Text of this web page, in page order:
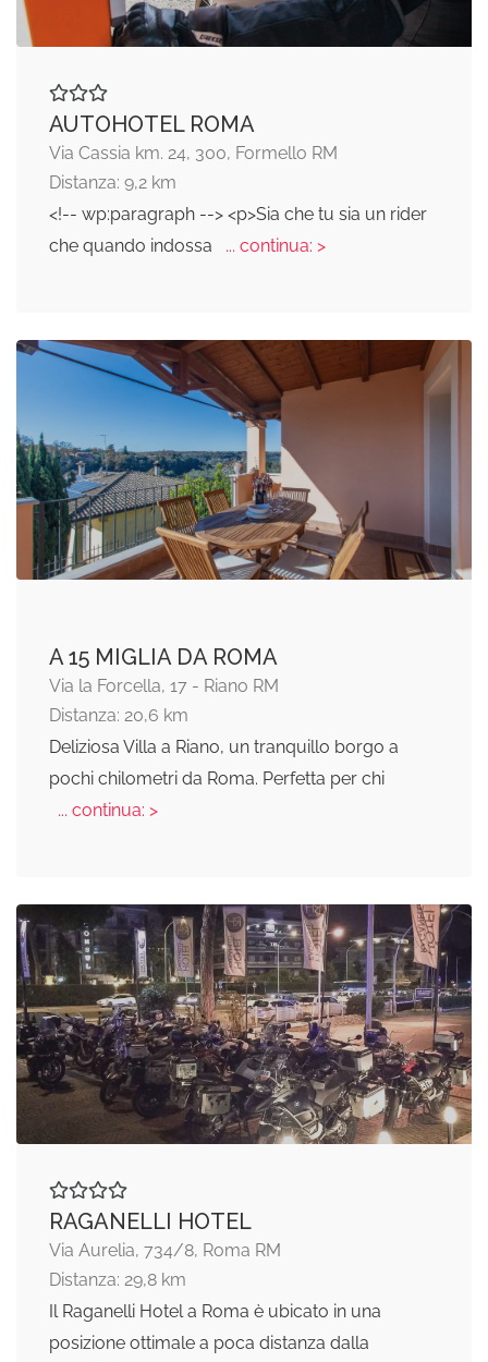
AUTOHOTEL ROMA
Via Cassia km. 24, 300, Formello RM
Distanza: 9,2 km
<!-- wp:paragraph --> <p>Sia che tu sia un rider
che quando indossa
... continua: >
A 15 MIGLIA DA ROMA
Via la Forcella, 17 - Riano RM
Distanza: 20,6 km
Deliziosa Villa a Riano, un tranquillo borgo a
pochi chilometri da Roma. Perfetta per chi
... continua: >
RAGANELLI HOTEL
Via Aurelia, 734/8, Roma RM
Distanza: 29,8 km
Il Raganelli Hotel a Roma è ubicato in una
posizione ottimale a poca distanza dalla